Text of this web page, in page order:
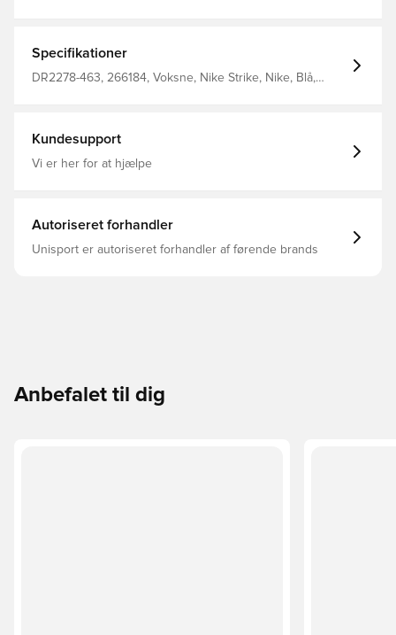
så materialet føles blødt og stærkt Slim fit Fremstillet i
100% polyester
Specifikationer
DR2278-463, 266184, Voksne, Nike Strike, Nike, Blå,
Kundesupport
Vi er her for at hjælpe
Autoriseret forhandler
Unisport er autoriseret forhandler af førende brands
Anbefalet til dig